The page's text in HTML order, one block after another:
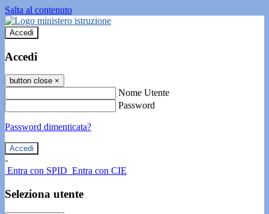
Salta al contenuto
Accedi
Accedi
button close ×
Nome Utente
Password
Password dimenticata?
-
Entra con SPID Entra con CIE
Seleziona utente